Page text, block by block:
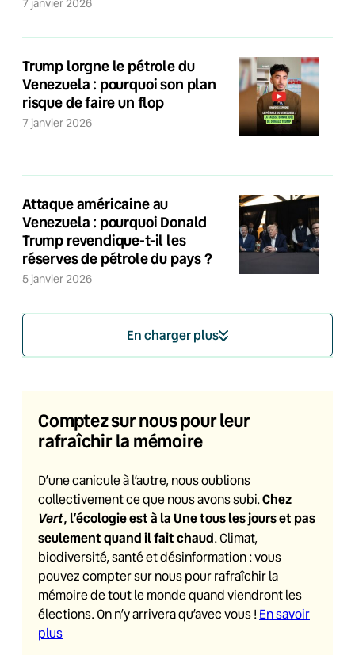
7 janvier 2026
Trump lorgne le pétrole du
Venezuela : pourquoi son plan
risque de faire un flop
7 janvier 2026
Attaque américaine au
Venezuela : pourquoi Donald
Trump revendique-t-il les
réserves de pétrole du pays ?
5 janvier 2026
En charger plus
Comptez sur nous pour leur
rafraîchir la mémoire
D’une canicule à l’autre, nous oublions
collectivement ce que nous avons subi.Chez
Vert, l’écologie est à la Une tous les jours et pas
seulement quand il fait chaud. Climat,
biodiversité, santé et désinformation : vous
pouvez compter sur nous pour rafraîchir la
mémoire de tout le monde quand viendront les
élections. On n’y arrivera qu’avec vous ! En savoir
plus